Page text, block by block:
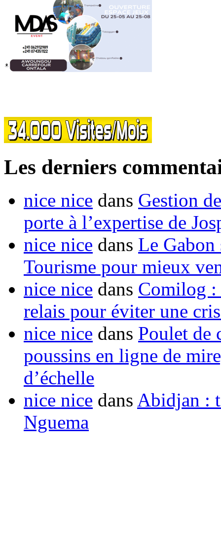
Les derniers
nice nice dans Gestion
porte à l’expertise de
nice nice dans Le Gabon
Tourisme pour mieux
nice nice dans Comilog :
relais pour éviter une
nice nice dans Poulet de
poussins en ligne de
d’échelle
nice nice dans Abidjan :
Nguema